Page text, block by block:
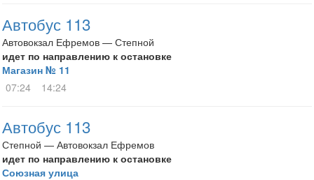
Автобус 113
Автовокзал Ефремов — Степной
идет по направлению к остановке
Магазин № 11
07:24
14:24
Автобус 113
Степной — Автовокзал Ефремов
идет по направлению к остановке
Союзная улица